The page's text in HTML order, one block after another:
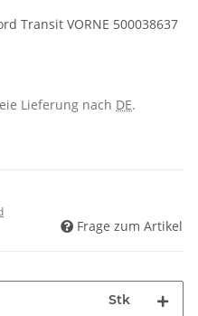
Transit VORNE 500038637
Lieferung nach DE.
Frage zum Artikel
Stk